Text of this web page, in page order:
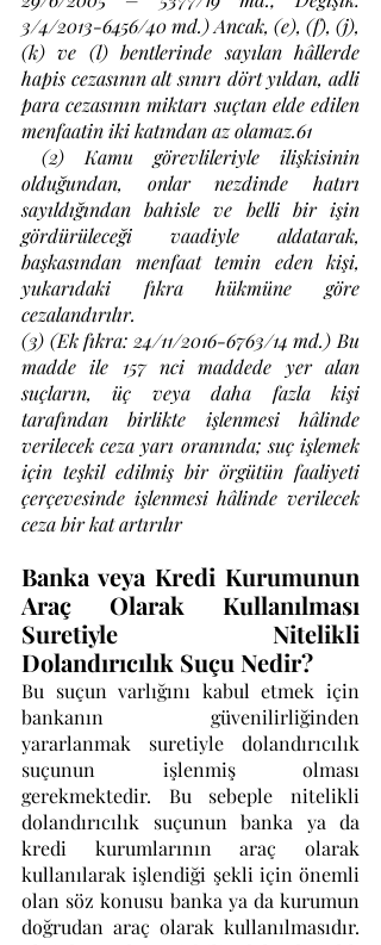
3/4/2013-6456/40 md.) Ancak, (e), (f), (j),
(k) ve (l) bentlerinde sayılan hâllerde
hapis cezasının alt sınırı dört yıldan, adli
para cezasının miktarı suçtan elde edilen
menfaatin iki katından az olamaz.61
olduğundan, onlar nezdinde hatırı
sayıldığından bahisle ve belli bir işin
gördürüleceği vaadiyle aldatarak,
başkasından menfaat temin eden kişi,
yukarıdaki fıkra hükmüne göre
cezalandırılır.
(3) (Ek fıkra: 24/11/2016-6763/14 md.) Bu
madde ile 157 nci maddede yer alan
suçların, üç veya daha fazla kişi
tarafından birlikte işlenmesi hâlinde
verilecek ceza yarı oranında; suç işlemek
için teşkil edilmiş bir örgütün faaliyeti
çerçevesinde işlenmesi hâlinde verilecek
ceza bir kat artırılır
Banka veya Kredi Kurumunun
Araç Olarak Kullanılması
Suretiyle Nitelikli
Dolandırıcılık Suçu Nedir?
Bu suçun varlığını kabul etmek için
bankanın güvenilirliğinden
yararlanmak suretiyle dolandırıcılık
suçunun işlenmiş olması
gerekmektedir. Bu sebeple nitelikli
dolandırıcılık suçunun banka ya da
kredi kurumlarının araç olarak
kullanılarak işlendiği şekli için önemli
olan söz konusu banka ya da kurumun
doğrudan araç olarak kullanılmasıdır.